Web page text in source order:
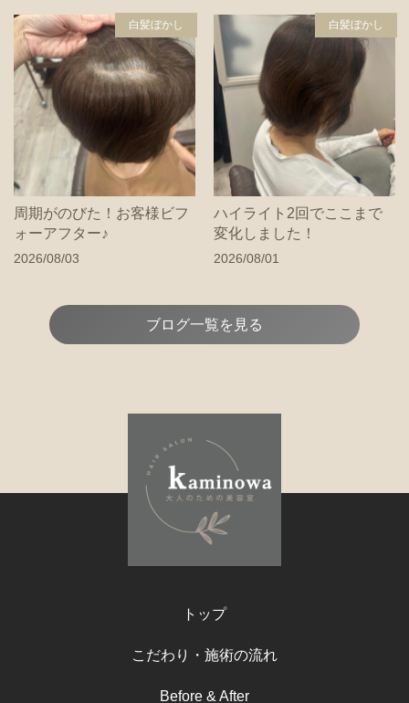
白髪ぼかし
周期がのびた！お客様ビフ
ォーアフター♪
2026/08/03
白髪ぼかし
ハイライト2回でここまで
変化しました！
2026/08/01
ブログ一覧を見る
トップ
こだわり・施術の流れ
Before & After